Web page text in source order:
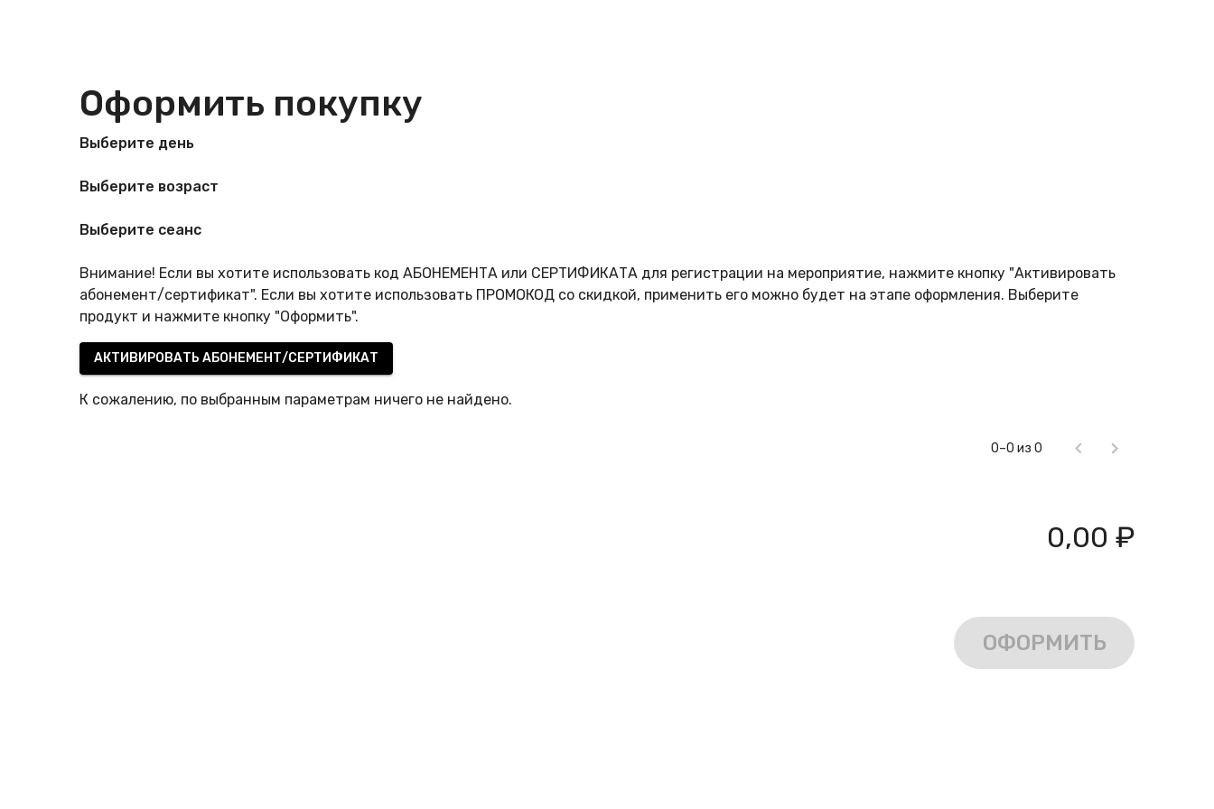
Оформить покупку
Выберите день
Выберите возраст
Выберите сеанс
Внимание! Если вы хотите использовать код АБОНЕМЕНТА или СЕРТИФИКАТА для регистрации на мероприятие, нажмите кнопку "Активировать
абонемент/сертификат". Если вы хотите использовать ПРОМОКОД со скидкой, применить его можно будет на этапе оформления. Выберите
продукт и нажмите кнопку "Оформить".
АКТИВИРОВАТЬ АБОНЕМЕНТ/СЕРТИФИКАТ
К сожалению, по выбранным параметрам ничего не найдено.
0–0 из 0
0,00 ₽
ОФОРМИТЬ